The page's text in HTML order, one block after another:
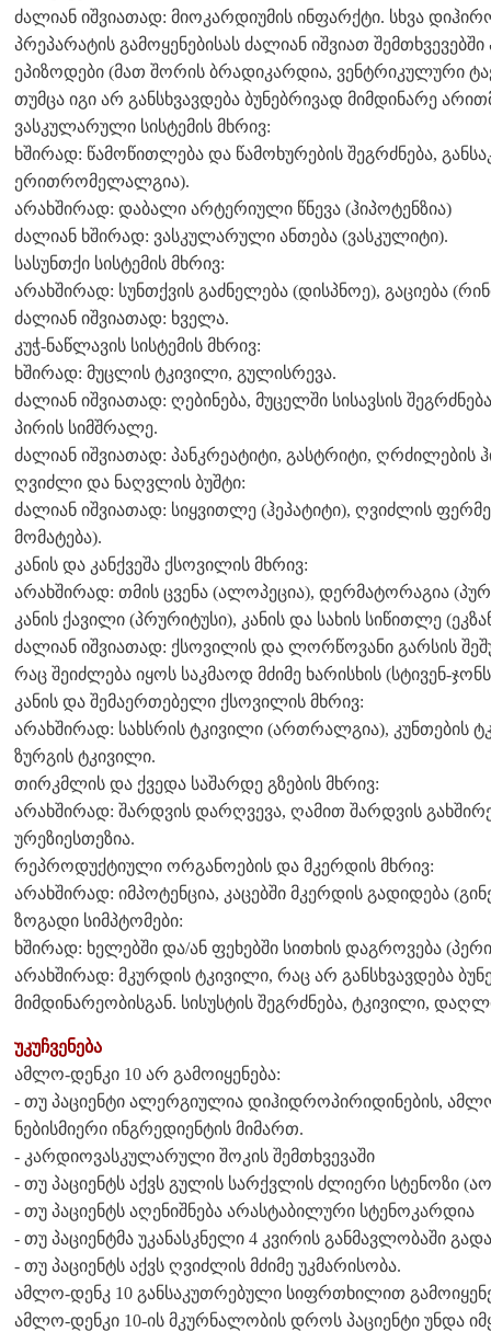
ძალიან იშვიათად: მიოკარდიუმის ინფარქტი. სხვა
პრეპარატის გამოყენებისას ძალიან იშვიათ
ეპიზოდები (მათ შორის ბრადიკარდია, ვენტრიკულური
თუმცა იგი არ განსხვავდება ბუნებრივად მიმდინარე
ვასკულარული სისტემის მხრივ:
ხშირად: წამოწითლება და წამოხურების შეგრძნება,
ერითრომელალგია).
არახშირად: დაბალი არტერიული წნევა (ჰიპოტენზია)
ძალიან ხშირად: ვასკულარული ანთება (ვასკულიტი).
სასუნთქი სისტემის მხრივ:
არახშირად: სუნთქვის გაძნელება (დისპნოე), გაციება
ძალიან იშვიათად: ხველა.
კუჭ-ნაწლავის სისტემის მხრივ:
ხშირად: მუცლის ტკივილი, გულისრევა.
ძალიან იშვიათად: ღებინება, მუცელში სისავსის
პირის სიმშრალე.
ძალიან იშვიათად: პანკრეატიტი, გასტრიტი, ღრძილების
ღვიძლი და ნაღვლის ბუშტი:
ძალიან იშვიათად: სიყვითლე (ჰეპატიტი), ღვიძლის
მომატება).
კანის და კანქვეშა ქსოვილის მხრივ:
არახშირად: თმის ცვენა (ალოპეცია), დერმატორაგია
კანის ქავილი (პრურიტუსი), კანის და სახის სიწითლე
ძალიან იშვიათად: ქსოვილის და ლორწოვანი გარსის
რაც შეიძლება იყოს საკმაოდ მძიმე ხარისხის (სტივენ-
კანის და შემაერთებელი ქსოვილის მხრივ:
არახშირად: სახსრის ტკივილი (ართრალგია), კუნთების
ზურგის ტკივილი.
თირკმლის და ქვედა საშარდე გზების მხრივ:
არახშირად: შარდვის დარღვევა, ღამით შარდვის
ურეზიესთეზია.
რეპროდუქტიული ორგანოების და მკერდის მხრივ:
არახშირად: იმპოტენცია, კაცებში მკერდის გადიდება
ზოგადი სიმპტომები:
ხშირად: ხელებში და/ან ფეხებში სითხის დაგროვება
არახშირად: მკურდის ტკივილი, რაც არ განსხვავდება
მიმდინარეობისგან. სისუსტის შეგრძნება, ტკივილი,
უკუჩვენება
ამლო-დენკი 10 არ გამოიყენება:
- თუ პაციენტი ალერგიულია დიჰიდროპირიდინების,
ნებისმიერი ინგრედიენტის მიმართ.
- კარდიოვასკულარული შოკის შემთხვევაში
- თუ პაციენტს აქვს გულის სარქვლის ძლიერი სტენოზი
- თუ პაციენტს აღენიშნება არასტაბილური სტენოკარდია
- თუ პაციენტმა უკანასკნელი 4 კვირის განმავლობაში
- თუ პაციენტს აქვს ღვიძლის მძიმე უკმარისობა.
ამლო-დენკ 10 განსაკუთრებული სიფრთხილით
ამლო-დენკი 10-ის მკურნალობის დროს პაციენტი უნდა